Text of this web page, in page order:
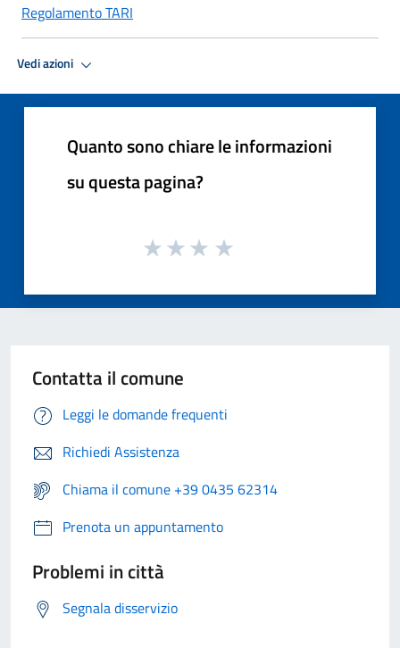
Regolamento TARI
Vedi azioni
Quanto sono chiare le informazioni
su questa pagina?
Contatta il comune
Leggi le domande frequenti
Richiedi Assistenza
Chiama il comune +39 0435 62314
Prenota un appuntamento
Problemi in città
Segnala disservizio